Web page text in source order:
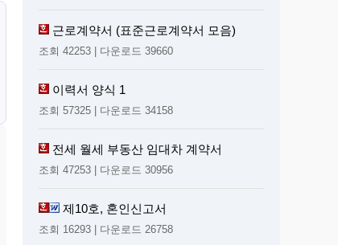
근로계약서 (표준근로계약서 모음)
조회 42253 | 다운로드 39660
이력서 양식 1
조회 57325 | 다운로드 34158
전세 월세 부동산 임대차 계약서
조회 47253 | 다운로드 30956
제10호, 혼인신고서
조회 16293 | 다운로드 26758